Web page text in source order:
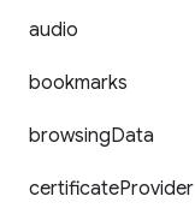
audio
bookmarks
browsingData
certificateProvider